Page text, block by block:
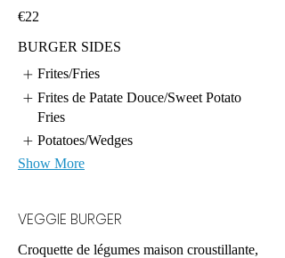
€22
BURGER SIDES
Frites/Fries
Frites de Patate Douce/Sweet Potato
Fries
Potatoes/Wedges
Show More
VEGGIE BURGER
Croquette de légumes maison croustillante,